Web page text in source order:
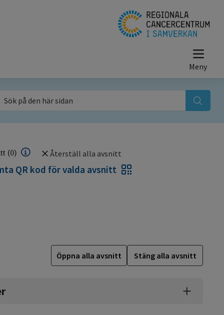
Sök på den här sidan
(0) Återställ alla avsnitt
QR kod för valda avsnitt
Öppna alla avsnitt Stäng alla avsnitt